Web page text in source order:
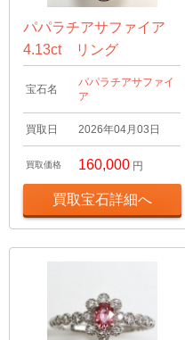
パパラチアサファイア
4.13ct リング
宝石名
パパラチアサファイ
ア
買取日 2026年04月03日
買取価格 160,000 円
買取宝石詳細へ